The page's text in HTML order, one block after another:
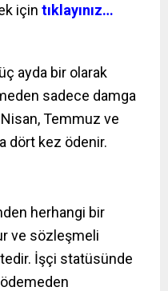
için tıklayınız…
ayda bir olarak
sadece damga
Temmuz ve
dört kez ödenir.
herhangi bir
ve sözleşmeli
İşçi statüsünde